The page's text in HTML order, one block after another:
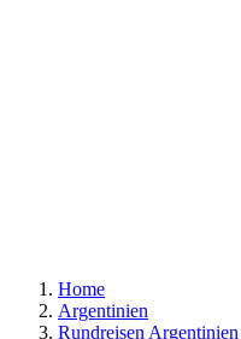
Home
Argentinien
Rundreisen Argentinien